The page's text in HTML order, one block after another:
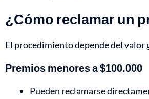
¿Cómo reclamar un
El procedimiento depende del valor
Premios menores a $100.000
Pueden reclamarse